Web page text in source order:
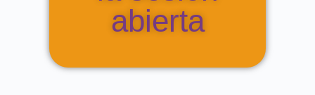
abierta